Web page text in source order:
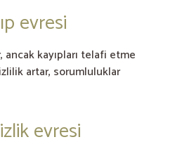
evresi
ancak kayıpları telafi etme
artar, sorumluluklar
evresi